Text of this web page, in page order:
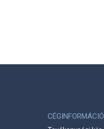
CÉGINFORMÁCIÓ